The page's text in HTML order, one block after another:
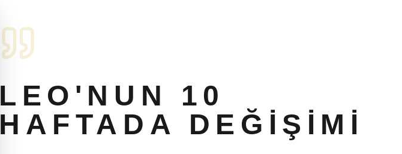
LEO'NUN 10
HAFTADA DEĞIŞIMI